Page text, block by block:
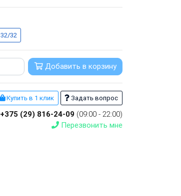
32/32
Добавить в корзину
Купить в 1 клик Задать вопрос
+375 (29) 816-24-09(09:00 - 22:00)
Перезвонить мне